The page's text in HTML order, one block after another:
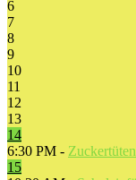
6
7
8
9
10
11
12
13
14
6:30 PM -
15